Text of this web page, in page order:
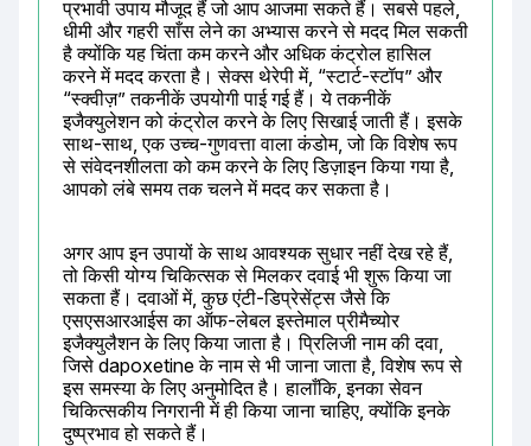
प्रभावी उपाय मौजूद हैं जो आप आजमा सकते हैं। सबसे पहले,
धीमी और गहरी साँस लेने का अभ्यास करने से मदद मिल सकती
है क्योंकि यह चिंता कम करने और अधिक कंट्रोल हासिल
करने में मदद करता है। सेक्स थेरेपी में, “स्टार्ट-स्टॉप” और
“स्क्वीज़” तकनीकें उपयोगी पाई गई हैं। ये तकनीकें
इजैक्युलेशन को कंट्रोल करने के लिए सिखाई जाती हैं। इसके
साथ-साथ, एक उच्च-गुणवत्ता वाला कंडोम, जो कि विशेष रूप
से संवेदनशीलता को कम करने के लिए डिज़ाइन किया गया है,
आपको लंबे समय तक चलने में मदद कर सकता है।
अगर आप इन उपायों के साथ आवश्यक सुधार नहीं देख रहे हैं,
तो किसी योग्य चिकित्सक से मिलकर दवाई भी शुरू किया जा
सकता हैं। दवाओं में, कुछ एंटी-डिप्रेसेंट्स जैसे कि
एसएसआरआईस का ऑफ-लेबल इस्तेमाल प्रीमैच्योर
इजैक्युलैशन के लिए किया जाता है। प्रिलिजी नाम की दवा,
जिसे dapoxetine के नाम से भी जाना जाता है, विशेष रूप से
इस समस्या के लिए अनुमोदित है। हालाँकि, इनका सेवन
चिकित्सकीय निगरानी में ही किया जाना चाहिए, क्योंकि इनके
दुष्प्रभाव हो सकते हैं।